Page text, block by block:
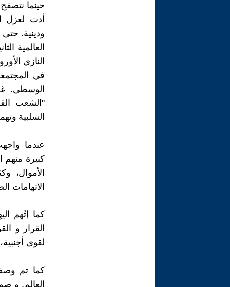
حينما
أدت لعزل
ودينية.
العالمية
النازي
في
الوسطى.
"الشعب
السلبية
عندما
كبيرة منهم
الأموال،
الاتهامات
كما إتُهم
القرار و
لقوى
كما تم
العالم. و